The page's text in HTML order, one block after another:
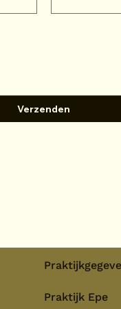
Verzenden
Praktijk Epe